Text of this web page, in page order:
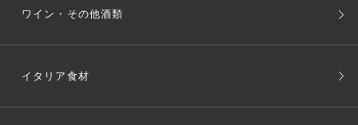
ワイン・その他酒類
イタリア食材